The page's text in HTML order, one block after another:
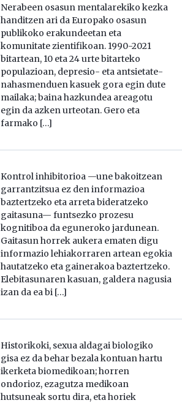
Nerabeen osasun mentalarekiko kezka
handitzen ari da Europako osasun
publikoko erakundeetan eta
komunitate zientifikoan. 1990-2021
bitartean, 10 eta 24 urte bitarteko
populazioan, depresio- eta antsietate-
nahasmenduen kasuek gora egin dute
mailaka; baina hazkundea areagotu
egin da azken urteotan. Gero eta
farmako […]
Kontrol inhibitorioa —une bakoitzean
garrantzitsua ez den informazioa
baztertzeko eta arreta bideratzeko
gaitasuna— funtsezko prozesu
kognitiboa da eguneroko jardunean.
Gaitasun horrek aukera ematen digu
informazio lehiakorraren artean egokia
hautatzeko eta gainerakoa baztertzeko.
Elebitasunaren kasuan, galdera nagusia
izan da ea bi […]
Historikoki, sexua aldagai biologiko
gisa ez da behar bezala kontuan hartu
ikerketa biomedikoan; horren
ondorioz, ezagutza medikoan
hutsuneak sortu dira, eta horiek